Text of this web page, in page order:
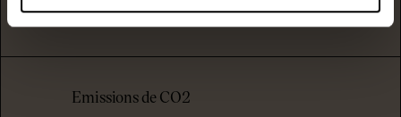
Emissions de CO2